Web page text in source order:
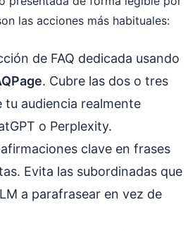
las acciones más habituales:
de FAQ dedicada usando
. Cubre las dos o tres
tu audiencia realmente
o Perplexity.
clave en frases
Evita las subordinadas que
a parafrasear en vez de